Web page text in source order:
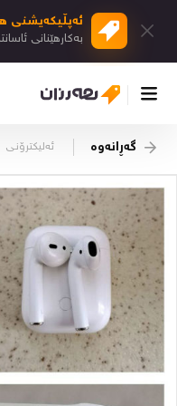
ئەپڵیكەیشنی
بەكارهێنانی
کاڵاکانم
دیاریکراوەکانم
دوا بینراوەکان
چات
گەڕانەوە ئەلیکترۆنـی